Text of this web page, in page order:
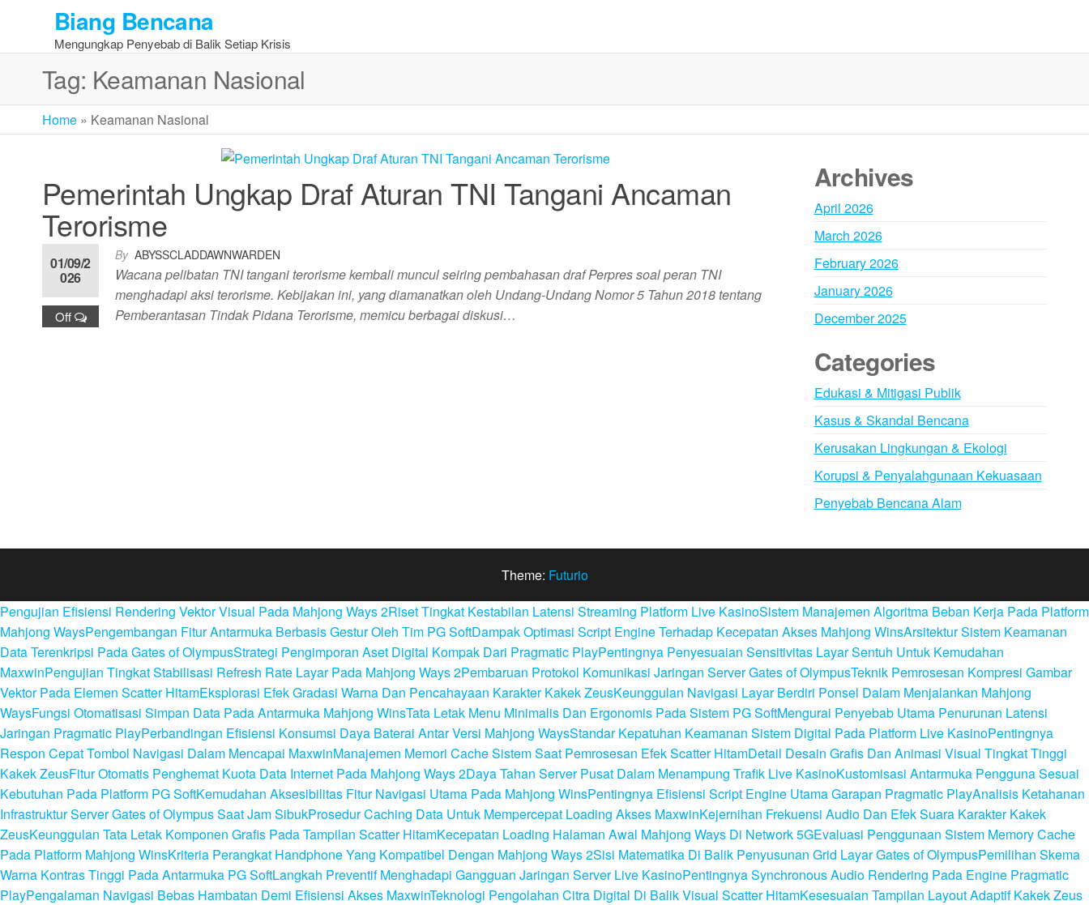
the
Biang Bencana
Mengungkap Penyebab di Balik Setiap Krisis
Tag: Keamanan Nasional
Home » Keamanan Nasional
Pemerintah Ungkap Draf Aturan TNI Tangani Ancaman
Terorisme
By ABYSSCLADDAWNWARDEN
01/09/2
026
Off
Wacana pelibatan TNI tangani terorisme kembali muncul seiring pembahasan draf Perpres soal peran TNI
menghadapi aksi terorisme. Kebijakan ini, yang diamanatkan oleh Undang-Undang Nomor 5 Tahun 2018 tentang
Pemberantasan Tindak Pidana Terorisme, memicu berbagai diskusi…
Archives
April 2026
March 2026
February 2026
January 2026
December 2025
Categories
Edukasi & Mitigasi Publik
Kasus & Skandal Bencana
Kerusakan Lingkungan & Ekologi
Korupsi & Penyalahgunaan Kekuasaan
Penyebab Bencana Alam
Theme: Futurio
Pengujian Efisiensi Rendering Vektor Visual Pada Mahjong Ways 2Riset Tingkat Kestabilan Latensi Streaming Platform Live KasinoSistem Manajemen Algoritma Beban Kerja Pada Platform
Mahjong WaysPengembangan Fitur Antarmuka Berbasis Gestur Oleh Tim PG SoftDampak Optimasi Script Engine Terhadap Kecepatan Akses Mahjong WinsArsitektur Sistem Keamanan
Data Terenkripsi Pada Gates of OlympusStrategi Pengimporan Aset Digital Kompak Dari Pragmatic PlayPentingnya Penyesuaian Sensitivitas Layar Sentuh Untuk Kemudahan
MaxwinPengujian Tingkat Stabilisasi Refresh Rate Layar Pada Mahjong Ways 2Pembaruan Protokol Komunikasi Jaringan Server Gates of OlympusTeknik Pemrosesan Kompresi Gambar
Vektor Pada Elemen Scatter HitamEksplorasi Efek Gradasi Warna Dan Pencahayaan Karakter Kakek ZeusKeunggulan Navigasi Layar Berdiri Ponsel Dalam Menjalankan Mahjong
WaysFungsi Otomatisasi Simpan Data Pada Antarmuka Mahjong WinsTata Letak Menu Minimalis Dan Ergonomis Pada Sistem PG SoftMengurai Penyebab Utama Penurunan Latensi
Jaringan Pragmatic PlayPerbandingan Efisiensi Konsumsi Daya Baterai Antar Versi Mahjong WaysStandar Kepatuhan Keamanan Sistem Digital Pada Platform Live KasinoPentingnya
Respon Cepat Tombol Navigasi Dalam Mencapai MaxwinManajemen Memori Cache Sistem Saat Pemrosesan Efek Scatter HitamDetail Desain Grafis Dan Animasi Visual Tingkat Tinggi
Kakek ZeusFitur Otomatis Penghemat Kuota Data Internet Pada Mahjong Ways 2Daya Tahan Server Pusat Dalam Menampung Trafik Live KasinoKustomisasi Antarmuka Pengguna Sesuai
Kebutuhan Pada Platform PG SoftKemudahan Aksesibilitas Fitur Navigasi Utama Pada Mahjong WinsPentingnya Efisiensi Script Engine Utama Garapan Pragmatic PlayAnalisis Ketahanan
Infrastruktur Server Gates of Olympus Saat Jam SibukProsedur Caching Data Untuk Mempercepat Loading Akses MaxwinKejernihan Frekuensi Audio Dan Efek Suara Karakter Kakek
ZeusKeunggulan Tata Letak Komponen Grafis Pada Tampilan Scatter HitamKecepatan Loading Halaman Awal Mahjong Ways Di Network 5GEvaluasi Penggunaan Sistem Memory Cache
Pada Platform Mahjong WinsKriteria Perangkat Handphone Yang Kompatibel Dengan Mahjong Ways 2Sisi Matematika Di Balik Penyusunan Grid Layar Gates of OlympusPemilihan Skema
Warna Kontras Tinggi Pada Antarmuka PG SoftLangkah Preventif Menghadapi Gangguan Jaringan Server Live KasinoPentingnya Synchronous Audio Rendering Pada Engine Pragmatic
PlayPengalaman Navigasi Bebas Hambatan Demi Efisiensi Akses MaxwinTeknologi Pengolahan Citra Digital Di Balik Visual Scatter HitamKesesuaian Tampilan Layout Adaptif Kakek Zeus